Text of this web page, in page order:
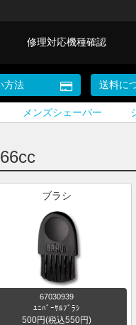
修理対応機種確認
方法 送料に
メンズシェーバー
ブラシ
67030939
ﾕﾆﾊﾞｰｻﾙﾌﾞﾗｼ
500円(税込550円)